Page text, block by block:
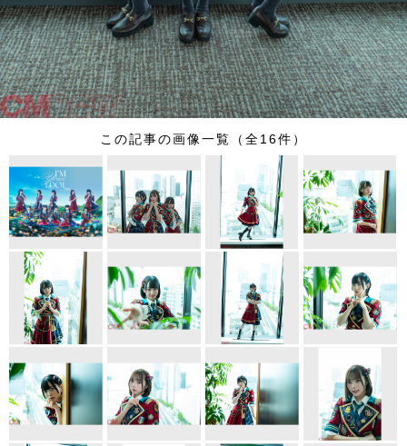
この記事の画像一覧（全16件）